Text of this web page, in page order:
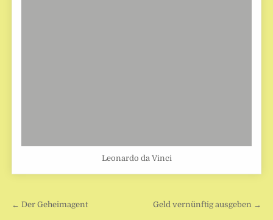
Leonardo da Vinci
Beitragsnavigation
← Der Geheimagent Geld vernünftig ausgeben →